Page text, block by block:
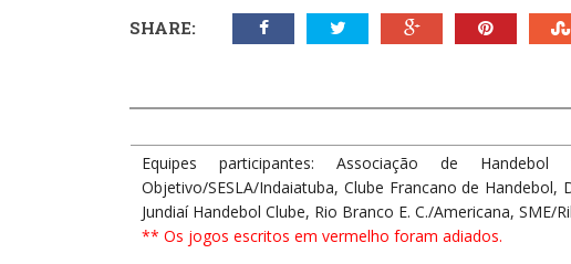
SHARE:
Equipes participantes: Associação de
Objetivo/SESLA/Indaiatuba, Clube Francano de Handebol,
Jundiaí Handebol Clube, Rio Branco E. C./Americana,
** Os jogos escritos em vermelho foram adiados.